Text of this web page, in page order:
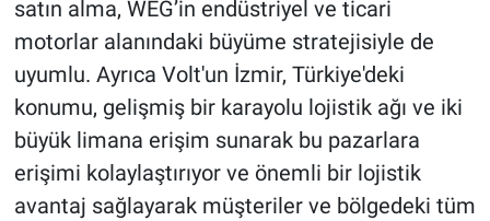
satın alma, WEG’in endüstriyel ve ticari
motorlar alanındaki büyüme stratejisiyle de
uyumlu. Ayrıca Volt'un İzmir, Türkiye'deki
konumu, gelişmiş bir karayolu lojistik ağı ve iki
büyük limana erişim sunarak bu pazarlara
erişimi kolaylaştırıyor ve önemli bir lojistik
avantaj sağlayarak müşteriler ve bölgedeki tüm